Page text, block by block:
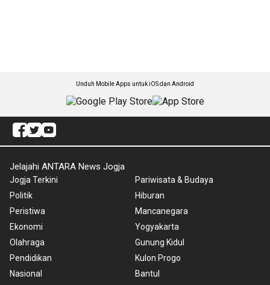
Unduh Mobile Apps untuk iOS dan Android
Jelajahi ANTARA News Jogja
Jogja Terkini
Politik
Peristiwa
Ekonomi
Olahraga
Pendidikan
Nasional
Pariwisata & Budaya
Hiburan
Mancanegara
Yogyakarta
Gunung Kidul
Kulon Progo
Bantul